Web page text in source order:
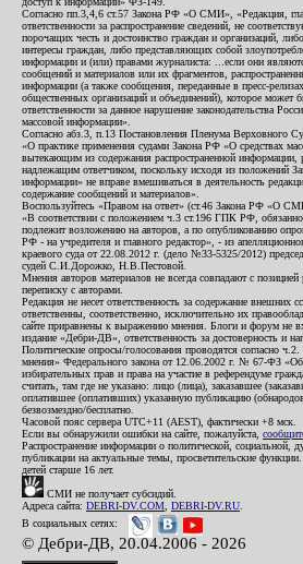
Согласно пп.3,4,6 ст.57 Закона РФ «О СМИ», «Редакция,
ответственности за распространение сведений, не
порочащих честь и достоинство граждан и организаций,
интересы граждан, либо представляющих собой
информации и (или) правами журналиста: ...если они
сообщений и материалов или их фрагментов,
информации (а также сообщения, переданные в пресс-
общественных организаций и объединений), которое может
ответственности за данное нарушение законодательства
массовой информации».
Согласно абз.3, п.13 Постановления Пленума Верховного
«О практике применения судами Закона РФ «О средствах
вытекающим из содержания распространенной информации,
надлежащим ответчиком, поскольку исходя из положений
информации» не вправе вмешиваться в деятельность
содержание сообщений и материалов».
Воспользуйтесь «Правом на ответ» (ст.46 Закона РФ «О
«В соответствии с положением ч.3 ст.196 ГПК РФ,
подлежит возложению на авторов, а по опубликованию
РФ - на учредителя и главного редактор», - из
краевого суда от 22.08.2012 г. (дело №33-5325/2012)
судей С.И.Дорожко, Н.В.Пестовой.
Мнения авторов материалов не всегда совпадают с
переписку с авторами.
Редакция не несет ответственность за содержание внешних
ответственны, соответственно, исключительно их
сайте приравнены к выражению мнения. Блоги и форум не
издание «Дебри-ДВ», ответственность за достоверность и
Политические опросы/голосования проводятся согласно
мнения» Федерального закона от 12.06.2002 г. № 67-ФЗ
избирательных прав и права на участие в референдуме
считать, там где не указано: лицо (лица), заказавшее
оплатившее (оплативших) указанную публикацию
безвозмездно/бесплатно.
Часовой пояс сервера UTC+11 (AEST), фактически +8 мск.
Если вы обнаружили ошибки на сайте, пожалуйста,
Распространение информации о политической, социальной,
публикации на актуальные темы, просветительские
детей старше 16 лет.
СМИ не получает субсидий.
Адреса сайта: DEBRI-DV.COM DEBRI-DV.RU
В социальных сетях:
© Дебри-ДВ, 20.04.2006 - 2026